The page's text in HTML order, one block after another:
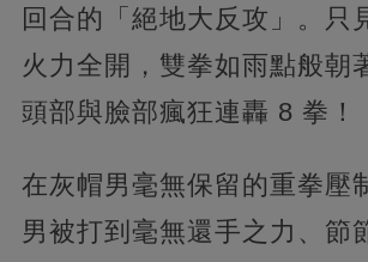
回合的「絕地大反攻」。只
火力全開，雙拳如雨點般朝
頭部與臉部瘋狂連轟 8 拳！
在灰帽男毫無保留的重拳壓
男被打到毫無還手之力、節